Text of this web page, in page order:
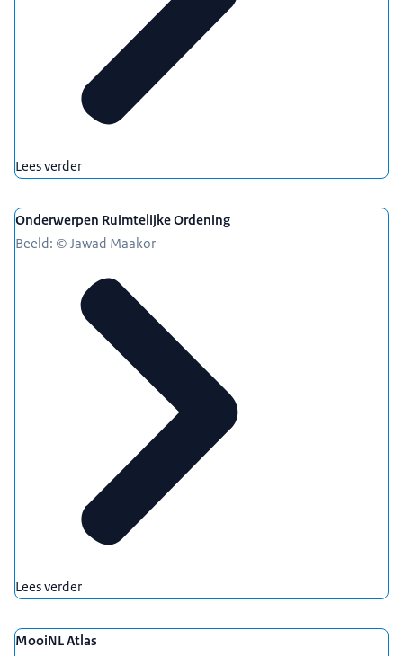
Lees verder
Onderwerpen Ruimtelijke Ordening
Beeld: © Jawad Maakor
Lees verder
MooiNL Atlas